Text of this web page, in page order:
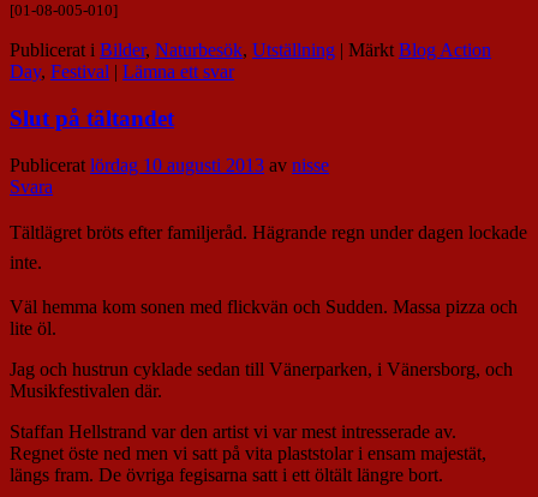
[01-08-005-010]
Publicerat i Bilder, Naturbesök, Utställning | Märkt Blog Action
Day, Festival | Lämna ett svar
Slut på tältandet
Publicerat lördag 10 augusti 2013 av nisse
Svara
Tältlägret bröts efter familjeråd. Hägrande regn under dagen lockade
inte.
Väl hemma kom sonen med flickvän och Sudden. Massa pizza och
lite öl.
Jag och hustrun cyklade sedan till Vänerparken, i Vänersborg, och
Musikfestivalen där.
Staffan Hellstrand var den artist vi var mest intresserade av.
Regnet öste ned men vi satt på vita plaststolar i ensam majestät,
längs fram. De övriga fegisarna satt i ett öltält längre bort.